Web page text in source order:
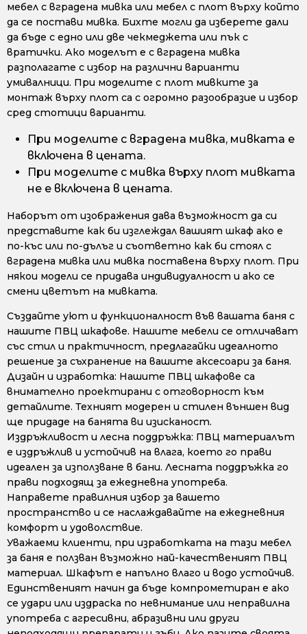
мебел с вградена мивка или мебел с плот върху който
да се постави мивка. Бихте могли да изберете дали
да бъде с едно или две чекмеджета или пък с
вратички. Ако моделът е с вградена мивка
разполагате с избор на различни варианти
умивалници. При моделите с плот мивките за
монтаж върху плот са с огромно разообразие и избор
сред стотици варианти.
При моделите с вградена мивка, мивката е
включена в цената.
При моделите с мивка върху плот мивката
не е включена в цената.
Наборът от изображения дава възможност да си
представите как би изглеждал вашият шкаф ако е
по-къс или по-дълъг и съответно как би стоял с
вградена мивка или мивка поставена върху плот. При
някои модели се придава индивидуалност и ако се
смени цветът на мивката.
Създайте уют и функционалност във вашата баня с
нашите ПВЦ шкафове. Нашите мебели се отличават
със стил и практичност, предлагайки идеалното
решение за съхранение на вашите аксесоари за баня.
Дизайн и изработка: Нашите ПВЦ шкафове са
внимателно проектирани с отговорност към
детайлите. Техният модерен и стилен външен вид
ще придаде на банята ви изисканост.
Издръжливост и лесна поддръжка: ПВЦ материалът
е издръжлив и устойчив на влага, което го прави
идеален за използване в бани. Лесната поддръжка го
прави подходящ за ежедневна употреба.
Направете правилния избор за вашето
пространство и се наслаждавайте на ежедневния
комфорт и удоволствие.
Уважаеми клиенти, при изработката на тази мебел
за баня е ползван възможно най-качественият ПВЦ
материал. Шкафът е напълно влаго и водо устойчив.
Единственият начин да бъде компрометиран е ако
се удари или издраска по невнимание или неправилна
употреба с агресивни, абразивни или други